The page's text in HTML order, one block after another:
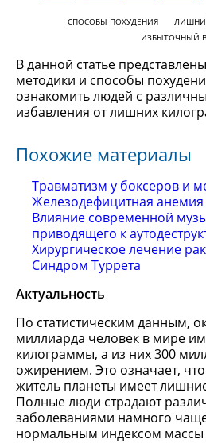
СПОСОБЫ ПОХУДЕНИЯ
ИЗБЫТОЧНЫЙ
В данной статье
методики и способы
ознакомить людей с
избавления от лишних
Похожие материалы
Травматизм у боксеров и
Железодефицитная анемия
Влияние современной
приводящего к
Хирургическое лечение
Синдром Туррета
Актуальность
По статистическим данным,
миллиарда человек в мире
килограммы, а из них 300
ожирением. Это означает,
житель планеты имеет
Полные люди страдают
заболеваниями намного
нормальным индексом массы